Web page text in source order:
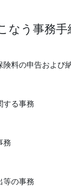
なう事務手
料の申告および
する事務
務
等の事務